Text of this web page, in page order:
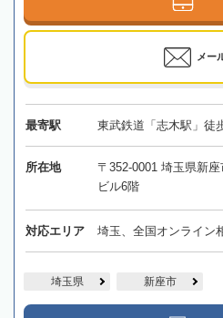
メー
最寄駅 東武鉄道「志木駅」徒
所在地
〒352-0001 埼玉県新
ビル6階
対応エリア 埼玉、全国オンライン
埼玉県 新座市